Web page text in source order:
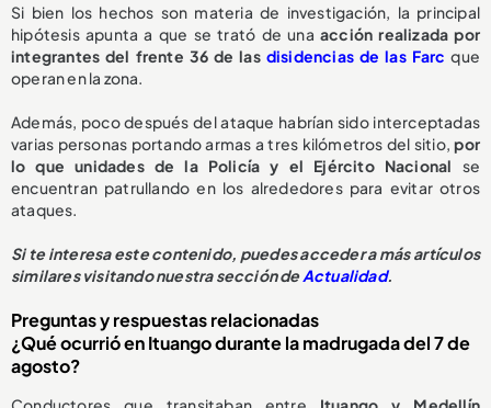
Si bien los hechos son materia de investigación, la principal
hipótesis apunta a que se trató de una acción realizada por
integrantes del frente 36 de las disidencias de las Farcque
operan en la zona.
Además, poco después del ataque habrían sido interceptadas
varias personas portando armas a tres kilómetros del sitio, por
lo que unidades de la Policía y el Ejército Nacional se
encuentran patrullando en los alrededores para evitar otros
ataques.
Si te interesa este contenido, puedes acceder a más artículos
similares visitando nuestra sección deActualidad.
Preguntas y respuestas relacionadas
¿Qué ocurrió en Ituango durante la madrugada del 7 de
agosto?